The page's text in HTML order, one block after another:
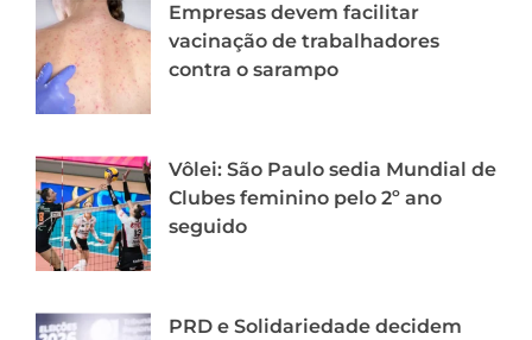
Empresas devem facilitar
vacinação de trabalhadores
contra o sarampo
Vôlei: São Paulo sedia Mundial de
Clubes feminino pelo 2º ano
seguido
PRD e Solidariedade decidem